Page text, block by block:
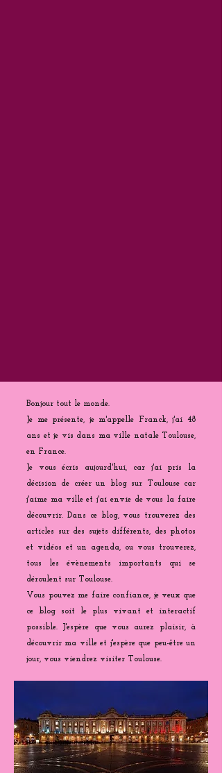
Bonjour tout le monde.
Je me présente, je m'appelle Franck, j'ai 48
ans et je vis dans ma ville natale Toulouse,
en France.
Je vous écris aujourd'hui, car j'ai pris la
décision de créer un blog sur Toulouse car
j'aime ma ville et j'ai envie de vous la faire
découvrir. Dans ce blog, vous trouverez des
articles sur des sujets différents, des photos
et vidéos et un agenda, ou vous trouverez,
tous les évènements importants qui se
déroulent sur Toulouse.
Vous pouvez me faire confiance, je veux que
ce blog soit le plus vivant et interactif
possible. J'espère que vous aurez plaisir, à
découvrir ma ville et j'espère que peu-être un
jour, vous viendrez visiter Toulouse.